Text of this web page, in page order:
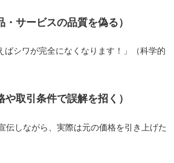
・サービスの品質を偽る）
ばシワが完全になくなります！」（科学的
や取引条件で誤解を招く）
伝しながら、実際は元の価格を引き上げた